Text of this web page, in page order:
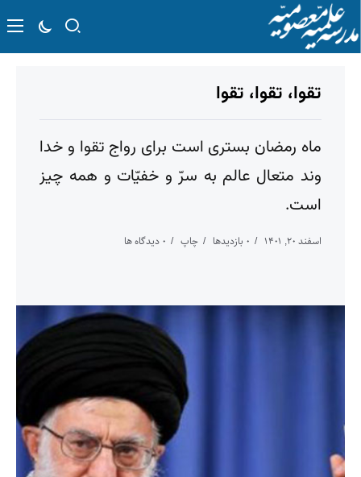
تقوا، تقوا، تقوا
ماه رمضان بستری است برای رواج تقوا و خدا
وند متعال عالم به سرّ ‌و خفیّات و همه چیز
است.
اسفند ۲۰, ۱۴۰۱ ۰ بازدیدها چاپ ۰ دیدگاه ها